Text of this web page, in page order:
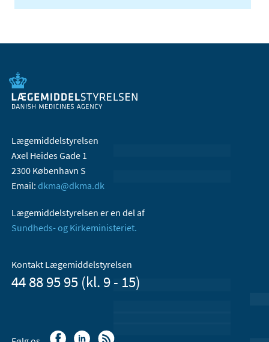
Lægemiddelstyrelsen
Axel Heides Gade 1
2300 København S
Email: dkma@dkma.dk
Lægemiddelstyrelsen er en del af
Sundheds- og Kirkeministeriet.
Kontakt Lægemiddelstyrelsen
44 88 95 95 (kl. 9 - 15)